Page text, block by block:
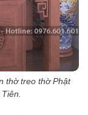
thờ treo thờ Phật